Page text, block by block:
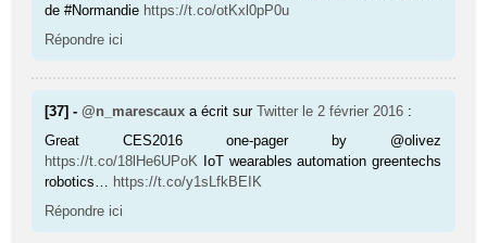
de #Normandie https://t.co/otKxl0pP0u
Répondre ici
[37] -@n_marescaux a écrit surTwitter le 2 février 2016 :
Great CES2016 one-pager by @olivez
https://t.co/18lHe6UPoK IoT wearables automation greentechs
robotics… https://t.co/y1sLfkBEIK
Répondre ici